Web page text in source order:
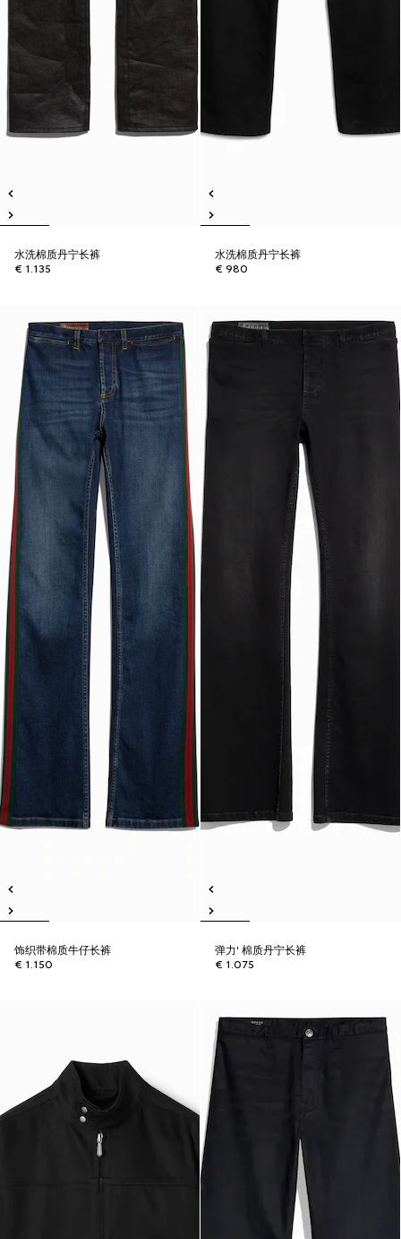
水洗棉质丹宁长裤
€ 1.135
水洗棉质丹宁长裤
€ 980
饰织带棉质牛仔长裤
€ 1.150
弹力' 棉质丹宁长裤
€ 1.075